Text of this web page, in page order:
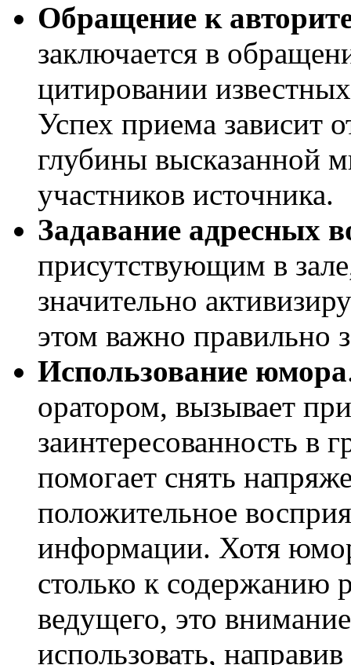
Обращение к
заключается в
цитировании
Успех приема зависит
глубины высказанной
участников источника.
Задавание адресных
присутствующим в
значительно
этом важно правильно
Использование юмора
оратором, вызывает
заинтересованность в
помогает снять
положительное
информации. Хотя
столько к содержанию
ведущего, это
использовать,